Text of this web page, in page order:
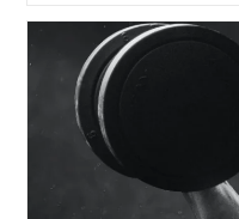
Erfolgreicher
Menschen:
Leben
Produktiver,